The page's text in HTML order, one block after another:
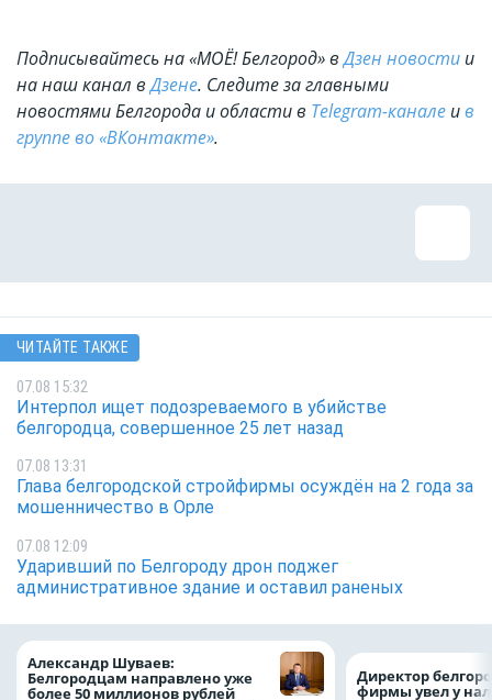
Подписывайтесь на «МОЁ! Белгород» вДзен новости и
на наш канал вДзене. Cледите за главными
новостями Белгорода и области в Telegram-канале ив
группе во «ВКонтакте».
ЧИТАЙТЕ ТАКЖЕ
07.08 15:32
Интерпол ищет подозреваемого в убийстве
белгородца, совершенное 25 лет назад
07.08 13:31
Глава белгородской стройфирмы осуждён на 2 года за
мошенничество в Орле
07.08 12:09
Ударивший по Белгороду дрон поджег
административное здание и оставил раненых
Александр Шуваев:
Белгородцам направлено уже
более 50 миллионов рублей
Директор
фирмы увел у